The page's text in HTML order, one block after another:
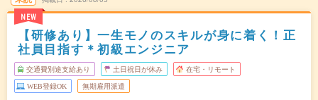
NEW
【研修あり】一生モノのスキルが身に着く！正
社員目指す＊初級エンジニア
交通費別途支給あり 土日祝日が休み 在宅・リモート
WEB登録OK 無期雇用派遣